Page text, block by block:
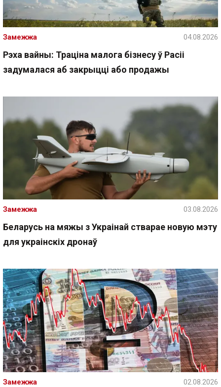
Рэха вайны: Траціна малога бізнесу ў Расіі
задумалася аб закрыцці або продажы
Замежжа 04.08.2026
Беларусь на мяжы з Украінай стварае новую мэту
для украінскіх дронаў
Замежжа 03.08.2026
Замежжа 02.08.2026